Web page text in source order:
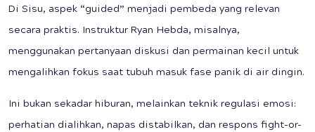
Di Sisu, aspek “guided” menjadi pembeda yang relevan
secara praktis. Instruktur Ryan Hebda, misalnya,
menggunakan pertanyaan diskusi dan permainan kecil untuk
mengalihkan fokus saat tubuh masuk fase panik di air dingin.
Ini bukan sekadar hiburan, melainkan teknik regulasi emosi:
perhatian dialihkan, napas distabilkan, dan respons fight-or-